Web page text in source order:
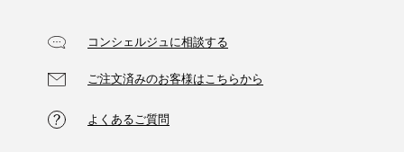
コンシェルジュに相談する
ご注文済みのお客様はこちらから
よくあるご質問